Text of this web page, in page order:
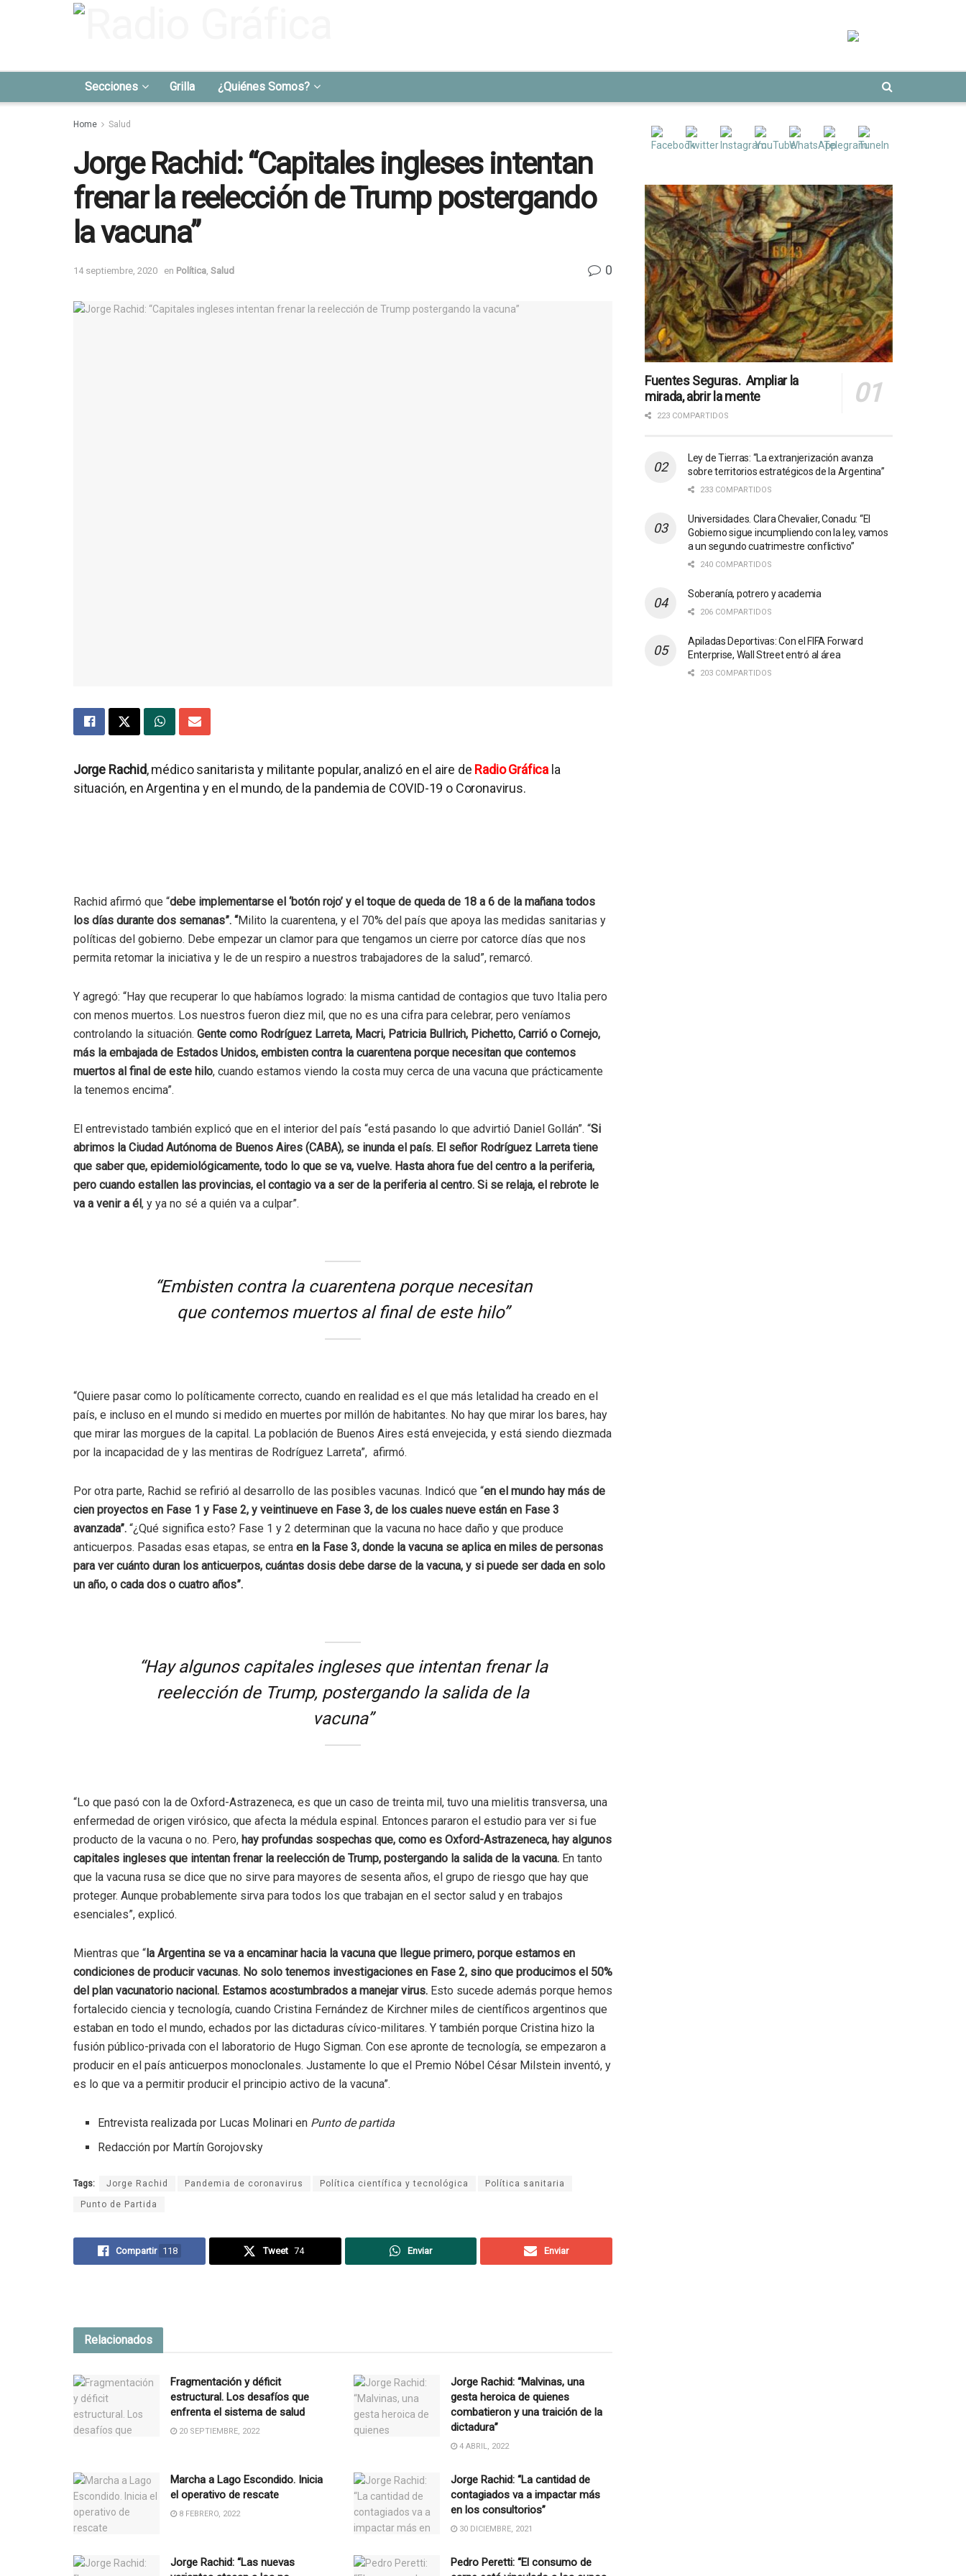
Secciones Grilla ¿Quiénes Somos?
Home Salud
Jorge Rachid: “Capitales ingleses intentan
frenar la reelección de Trump postergando
la vacuna”
14 septiembre, 2020 en Política Salud 0
Jorge Rachid, médico sanitarista y militante popular, analizó en el aire de Radio Gráfica la
situación, en Argentina y en el mundo, de la pandemia de COVID-19 o Coronavirus.
Rachid afirmó que “debe implementarse el ‘botón rojo’ y el toque de queda de 18 a 6 de la mañana todos
los días durante dos semanas”. “Milito la cuarentena, y el 70% del país que apoya las medidas sanitarias y
políticas del gobierno. Debe empezar un clamor para que tengamos un cierre por catorce días que nos
permita retomar la iniciativa y le de un respiro a nuestros trabajadores de la salud”, remarcó.
Y agregó: “Hay que recuperar lo que habíamos logrado: la misma cantidad de contagios que tuvo Italia pero
con menos muertos. Los nuestros fueron diez mil, que no es una cifra para celebrar, pero veníamos
controlando la situación. Gente como Rodríguez Larreta, Macri, Patricia Bullrich, Pichetto, Carrió o Cornejo,
más la embajada de Estados Unidos, embisten contra la cuarentena porque necesitan que contemos
muertos al final de este hilo, cuando estamos viendo la costa muy cerca de una vacuna que prácticamente
la tenemos encima”.
El entrevistado también explicó que en el interior del país “está pasando lo que advirtió Daniel Gollán”. “Si
abrimos la Ciudad Autónoma de Buenos Aires (CABA), se inunda el país. El señor Rodríguez Larreta tiene
que saber que, epidemiológicamente, todo lo que se va, vuelve. Hasta ahora fue del centro a la periferia,
pero cuando estallen las provincias, el contagio va a ser de la periferia al centro. Si se relaja, el rebrote le
va a venir a él , y ya no sé a quién va a culpar”.
“Embisten contra la cuarentena porque necesitan
que contemos muertos al final de este hilo”
“Quiere pasar como lo políticamente correcto, cuando en realidad es el que más letalidad ha creado en el
país, e incluso en el mundo si medido en muertes por millón de habitantes. No hay que mirar los bares, hay
que mirar las morgues de la capital. La población de Buenos Aires está envejecida, y está siendo diezmada
por la incapacidad de y las mentiras de Rodríguez Larreta”, afirmó.
Por otra parte, Rachid se refirió al desarrollo de las posibles vacunas. Indicó que “en el mundo hay más de
cien proyectos en Fase 1 y Fase 2, y veintinueve en Fase 3, de los cuales nueve están en Fase 3
avanzada”. “¿Qué significa esto? Fase 1 y 2 determinan que la vacuna no hace daño y que produce
anticuerpos. Pasadas esas etapas, se entra en la Fase 3, donde la vacuna se aplica en miles de personas
para ver cuánto duran los anticuerpos, cuántas dosis debe darse de la vacuna, y si puede ser dada en solo
un año, o cada dos o cuatro años”.
“Hay algunos capitales ingleses que intentan frenar la
reelección de Trump, postergando la salida de la
vacuna”
“Lo que pasó con la de Oxford-Astrazeneca, es que un caso de treinta mil, tuvo una mielitis transversa, una
enfermedad de origen virósico, que afecta la médula espinal. Entonces pararon el estudio para ver si fue
producto de la vacuna o no. Pero, hay profundas sospechas que, como es Oxford-Astrazeneca, hay algunos
capitales ingleses que intentan frenar la reelección de Trump, postergando la salida de la vacuna. En tanto
que la vacuna rusa se dice que no sirve para mayores de sesenta años, el grupo de riesgo que hay que
proteger. Aunque probablemente sirva para todos los que trabajan en el sector salud y en trabajos
esenciales”, explicó.
Mientras que “ la Argentina se va a encaminar hacia la vacuna que llegue primero, porque estamos en
condiciones de producir vacunas. No solo tenemos investigaciones en Fase 2, sino que producimos el 50%
del plan vacunatorio nacional. Estamos acostumbrados a manejar virus. Esto sucede además porque hemos
fortalecido ciencia y tecnología, cuando Cristina Fernández de Kirchner miles de científicos argentinos que
estaban en todo el mundo, echados por las dictaduras cívico-militares. Y también porque Cristina hizo la
fusión público-privada con el laboratorio de Hugo Sigman. Con ese apronte de tecnología, se empezaron a
producir en el país anticuerpos monoclonales. Justamente lo que el Premio Nóbel César Milstein inventó, y
es lo que va a permitir producir el principio activo de la vacuna”.
Entrevista realizada por Lucas Molinari en Punto de partida
Redacción por Martín Gorojovsky
Tags: Jorge Rachid Pandemia de coronavirus Política científica y tecnológica Política sanitaria
Punto de Partida
Compartir 118 Tweet 74 Enviar Enviar
Relacionados
Fragmentación y déficit
estructural. Los desafíos que
enfrenta el sistema de salud
20 SEPTIEMBRE, 2022
Jorge Rachid: “Malvinas, una
gesta heroica de quienes
combatieron y una traición de la
dictadura”
4 ABRIL, 2022
Marcha a Lago Escondido. Inicia
el operativo de rescate
8 FEBRERO, 2022
Jorge Rachid: “La cantidad de
contagiados va a impactar más
en los consultorios”
30 DICIEMBRE, 2021
Jorge Rachid: “Las nuevas
Pedro Peretti: “El consumo de
Fuentes Seguras. Ampliar la
mirada, abrir la mente
223 COMPARTIDOS
Ley de Tierras: “La extranjerización avanza
sobre territorios estratégicos de la Argentina”
233 COMPARTIDOS
Universidades. Clara Chevalier, Conadu: “El
Gobierno sigue incumpliendo con la ley, vamos
a un segundo cuatrimestre conflictivo”
240 COMPARTIDOS
Soberanía, potrero y academia
206 COMPARTIDOS
Apiladas Deportivas: Con el FIFA Forward
Enterprise, Wall Street entró al área
203 COMPARTIDOS